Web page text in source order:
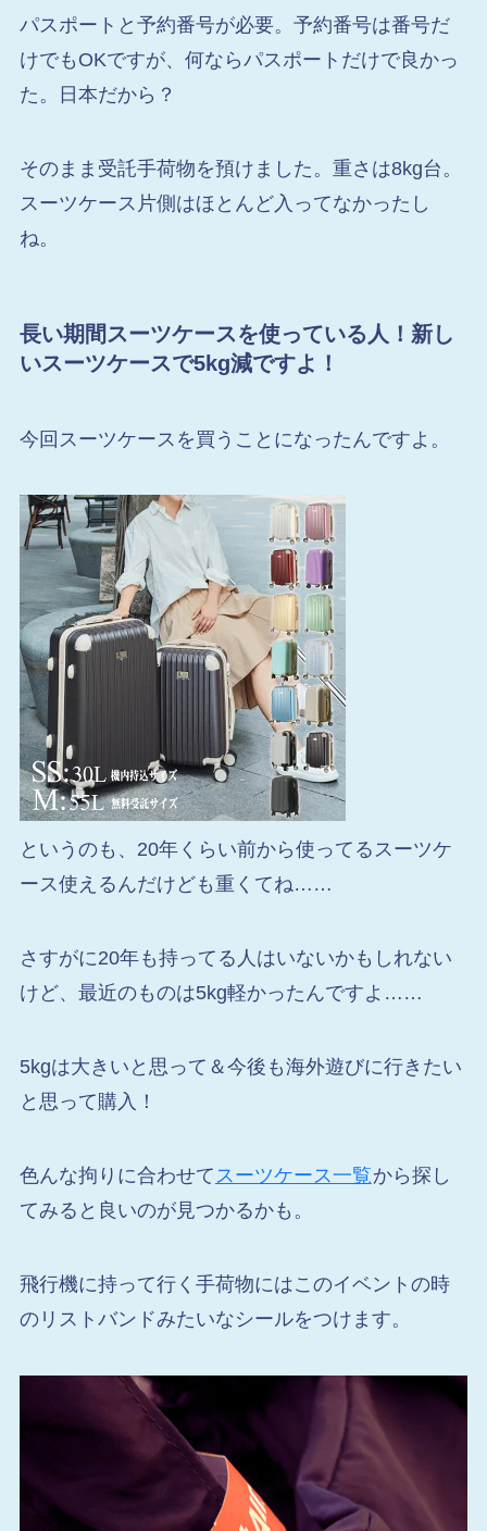
パスポートと予約番号が必要。予約番号は番号だ
けでもOKですが、何ならパスポートだけで良かっ
た。日本だから？
そのまま受託手荷物を預けました。重さは8kg台。
スーツケース片側はほとんど入ってなかったし
ね。
長い期間スーツケースを使っている人！新し
いスーツケースで5kg減ですよ！
今回スーツケースを買うことになったんですよ。
というのも、20年くらい前から使ってるスーツケ
ース使えるんだけども重くてね……
さすがに20年も持ってる人はいないかもしれない
けど、最近のものは5kg軽かったんですよ……
5kgは大きいと思って＆今後も海外遊びに行きたい
と思って購入！
色んな拘りに合わせて スーツケース一覧から探し
てみると良いのが見つかるかも。
飛行機に持って行く手荷物にはこのイベントの時
のリストバンドみたいなシールをつけます。